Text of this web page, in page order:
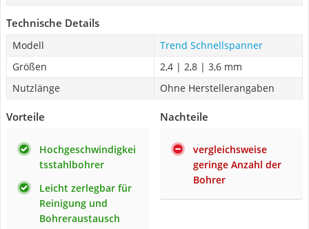
Technische Details
Modell
Trend Schnellspanner
Größen
2,4 | 2,8 | 3,6 mm
Nutzlänge
Ohne Herstellerangaben
Vorteile
Hochgeschwindigkei
tsstahlbohrer
Leicht zerlegbar für
Reinigung und
Bohreraustausch
Nachteile
vergleichsweise
geringe Anzahl der
Bohrer